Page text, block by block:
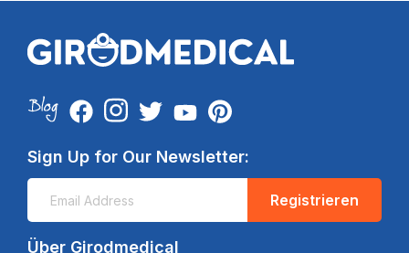
Sign Up for Our Newsletter:
Registrieren
Über Girodmedical